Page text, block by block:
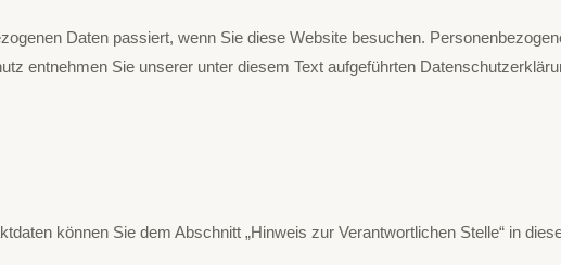
Daten passiert, wenn Sie diese Website besuchen.
entnehmen Sie unserer unter diesem Text aufgeführten
können Sie dem Abschnitt „Hinweis zur Verantwortlichen Stelle“ in